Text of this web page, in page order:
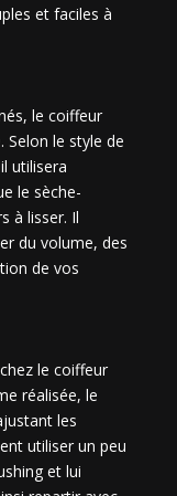
et faciles à
le coiffeur
Selon le style de
utilisera
le sèche-
à lisser. Il
du volume, des
de vos
le coiffeur
réalisée, le
les
utiliser un peu
et lui